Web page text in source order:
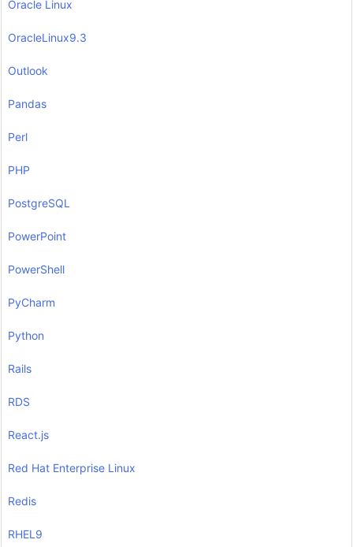
Oracle Linux
OracleLinux9.3
Outlook
Pandas
Perl
PHP
PostgreSQL
PowerPoint
PowerShell
PyCharm
Python
Rails
RDS
React.js
Red Hat Enterprise Linux
Redis
RHEL9